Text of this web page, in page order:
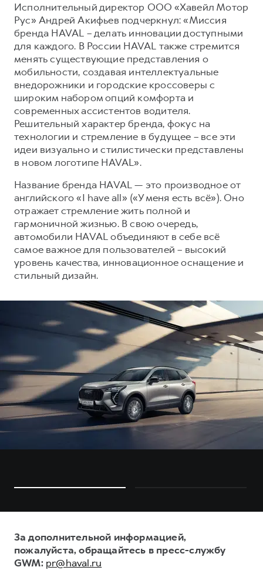
F7
от 2 899 000 ₽
F7X
от 3 599 000 ₽
POER
от 3 449 000 ₽
Кредит
КОРПОРАТИВНЫМ КЛИЕНТАМ
Для малого бизнеса
Корпоративным клиентам
Крупным корпоративным клиентам
Система управления автопарком
Сервис для корпоративных клиентов
HAVAL Лизинг
АКСЕССУАРЫ HAVAL
Автомобильные аксессуары
Коллекция CITY
Коллекция Базовая
Коллекция Детская
ПОДДЕРЖКА
GWM Безопасность
Гарантия HAVAL
Мобильное приложение GWM
Программа «HAVAL Защита+»
Руководства по эксплуатации
АКСЕССУАРЫ HAVAL
Автомобильные аксессуары
Коллекция CITY
Коллекция Базовая
Коллекция Детская
Исполнительный директор ООО «Хавейл Мотор
Рус» Андрей Акифьев подчеркнул: «Миссия
бренда HAVAL – делать инновации доступными
для каждого. В России HAVAL также стремится
менять существующие представления о
мобильности, создавая интеллектуальные
внедорожники и городские кроссоверы с
широким набором опций комфорта и
современных ассистентов водителя.
Решительный характер бренда, фокус на
технологии и стремление в будущее – все эти
идеи визуально и стилистически представлены
в новом логотипе HAVAL».
Название бренда HAVAL — это производное от
английского «I have all» («У меня есть всё»). Оно
отражает стремление жить полной и
гармоничной жизнью. В свою очередь,
автомобили HAVAL объединяют в себе всё
самое важное для пользователей – высокий
уровень качества, инновационное оснащение и
стильный дизайн.
За дополнительной информацией,
пожалуйста, обращайтесь в пресс-службу
GWM: pr@haval.ru